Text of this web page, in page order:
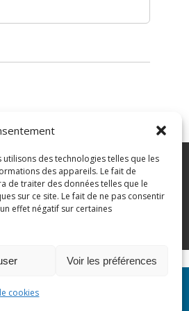
des technologies telles que les
des appareils. Le fait de
de traiter des données telles que le
sur ce site. Le fait de ne pas consentir
effet négatif sur certaines
Voir les préférences
cookies
légales